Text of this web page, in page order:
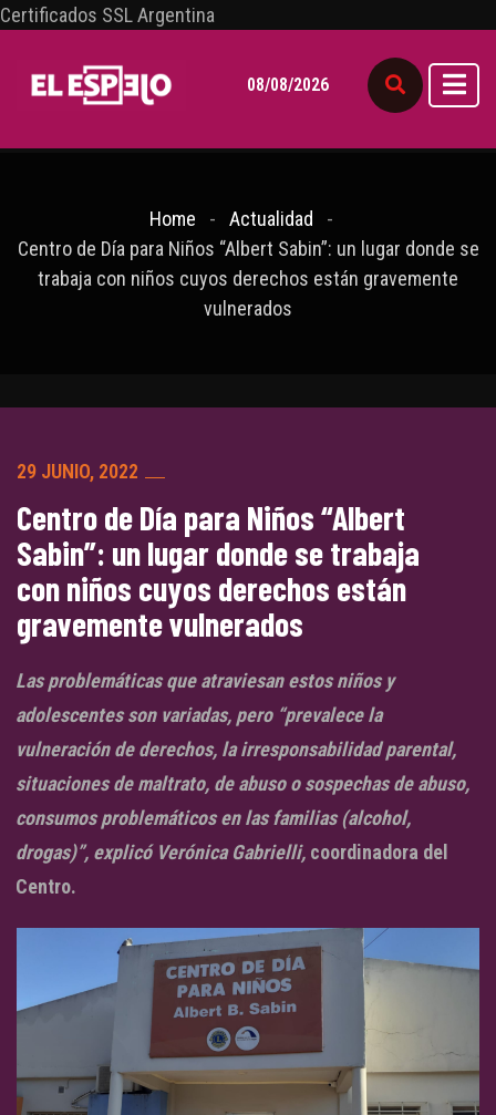
Certificados SSL Argentina
08/08/2026
Home
Actualidad
Centro de Día para Niños “Albert Sabin”: un lugar donde se
trabaja con niños cuyos derechos están gravemente
vulnerados
29 JUNIO, 2022
Centro de Día para Niños “Albert
Sabin”: un lugar donde se trabaja
con niños cuyos derechos están
gravemente vulnerados
Las problemáticas que atraviesan estos niños y
adolescentes son variadas, pero “prevalece la
vulneración de derechos, la irresponsabilidad parental,
situaciones de maltrato, de abuso o sospechas de abuso,
consumos problemáticos en las familias (alcohol,
drogas)”, explicó Verónica Gabrielli, coordinadora del
Centro.